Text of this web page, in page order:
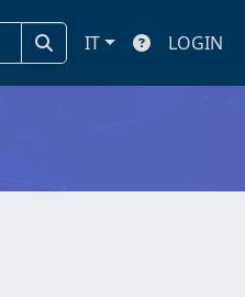
IT LOGIN